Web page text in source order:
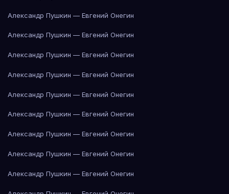
Александр Пушкин — Евгений Онегин
Александр Пушкин — Евгений Онегин
Александр Пушкин — Евгений Онегин
Александр Пушкин — Евгений Онегин
Александр Пушкин — Евгений Онегин
Александр Пушкин — Евгений Онегин
Александр Пушкин — Евгений Онегин
Александр Пушкин — Евгений Онегин
Александр Пушкин — Евгений Онегин